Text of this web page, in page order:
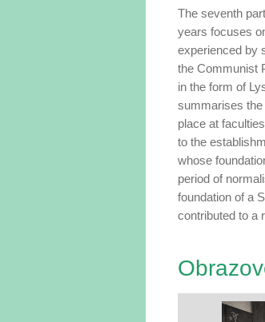
The seventh
years focuses
experienced by
the Communist
in the form of
summarises the
place at
to the
whose
period of
foundation of a
contributed to a